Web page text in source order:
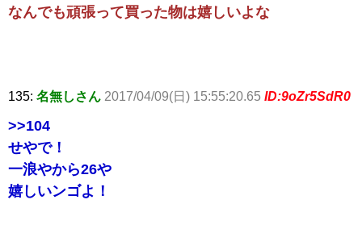
なんでも頑張って買った物は嬉しいよな
135: 名無しさん 2017/04/09(日) 15:55:20.65 ID:9oZr5SdR0
>>104
せやで！
一浪やから26や
嬉しいンゴよ！